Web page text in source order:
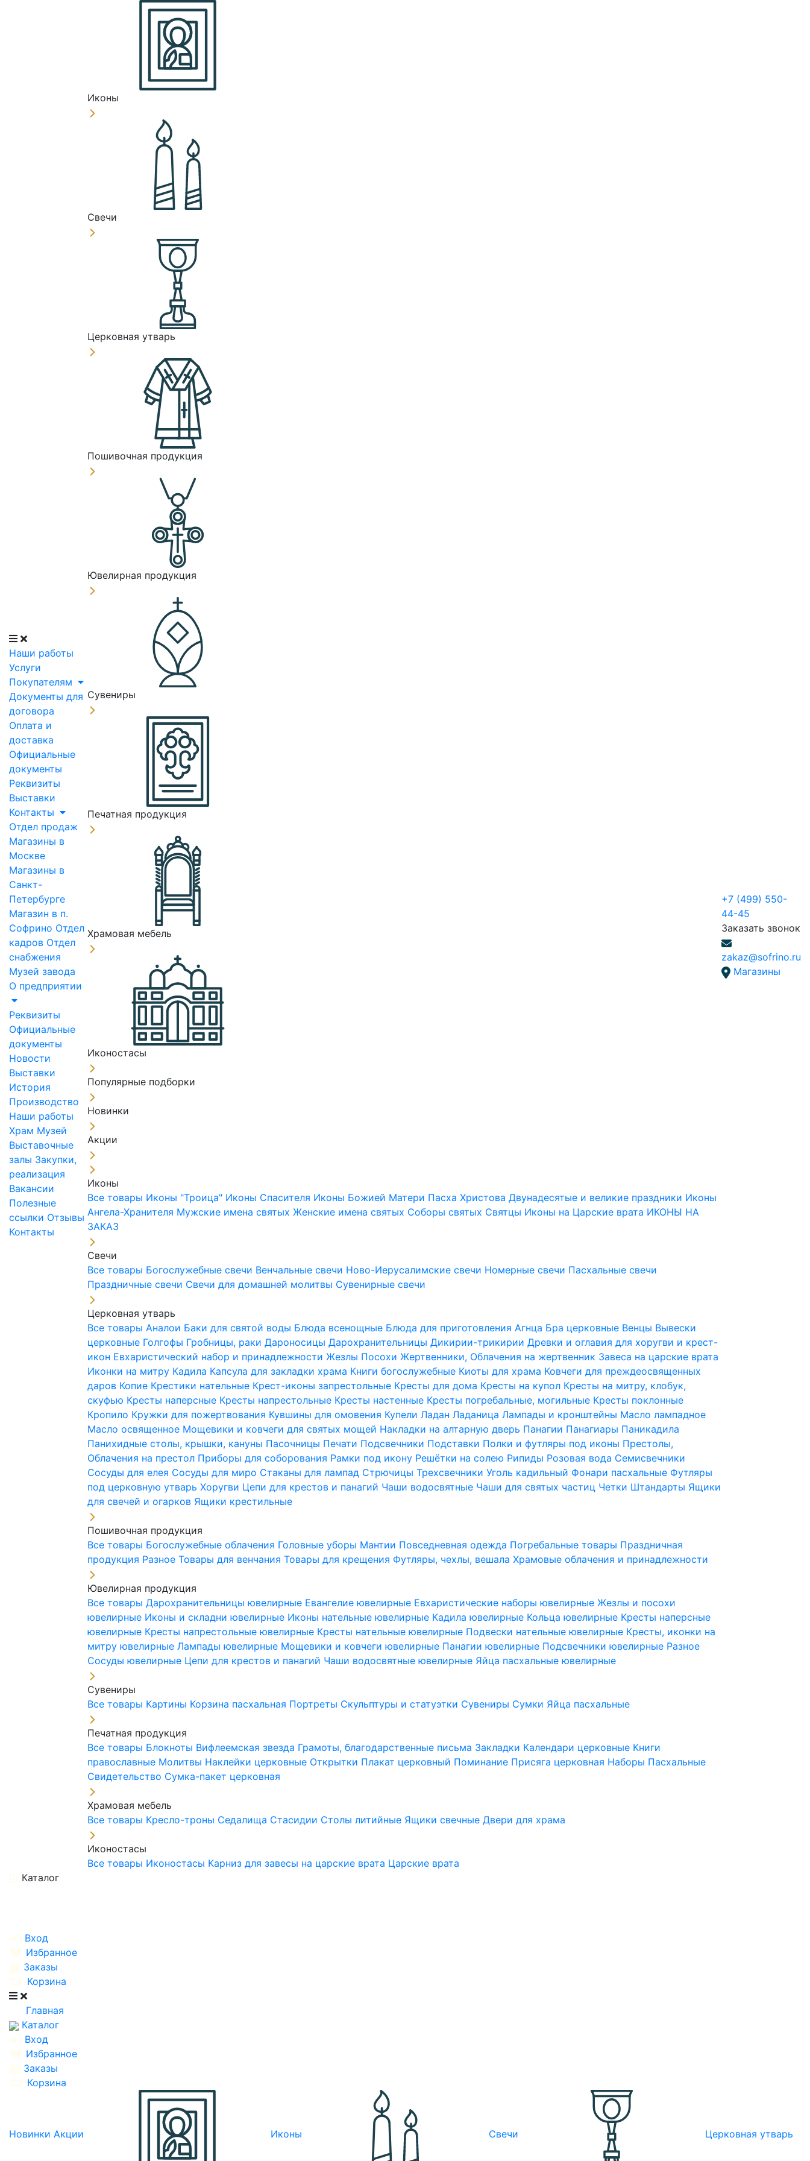
Наши работы
Услуги
Покупателям
Документы для
договора
Оплата и
доставка
Официальные
документы
Реквизиты
Выставки
Контакты
Отдел продаж
Магазины в
Москве
Магазины в
Санкт-
Петербурге
Магазин в п.
Софрино Отдел
кадров Отдел
снабжения
Музей завода
О предприятии
Реквизиты
Официальные
документы
Новости
Выставки
История
Производство
Наши работы
Храм Музей
Выставочные
залы Закупки,
реализация
Вакансии
Полезные
ссылки Отзывы
Контакты
Иконы
Свечи
Церковная утварь
Пошивочная продукция
Ювелирная продукция
Сувениры
Печатная продукция
Храмовая мебель
Иконостасы
Популярные подборки
Новинки
Акции
Иконы
Все товары Иконы "Троица" Иконы Спасителя Иконы Божией Матери Пасха ХристоваДвунадесятые и великие праздники Иконы
Ангела-Хранителя Мужские имена святыхЖенские имена святых Соборы святых Святцы Иконы на Царские врата ИКОНЫ НА
ЗАКАЗ
Свечи
Все товары Богослужебные свечи Венчальные свечи Ново-Иерусалимские свечи Номерные свечи Пасхальные свечи
Праздничные свечи Свечи для домашней молитвы Сувенирные свечи
Церковная утварь
Все товарыАналои Баки для святой воды Блюда всенощные Блюда для приготовления Агнца Бра церковные Венцы Вывески
церковные Голгофы Гробницы, ракиДароносицыДарохранительницыДикирии-трикирииДревки и оглавия для хоругви и крест-
икон Евхаристический набор и принадлежностиЖезлы ПосохиЖертвенники, Облачения на жертвенник Завеса на царские врата
Иконки на митру Кадила Капсула для закладки храма Книги богослужебные Киоты для храма Ковчеги для преждеосвященных
даров Копие Крестики нательные Крест-иконы запрестольные Кресты для дома Кресты на купол Кресты на митру, клобук,
скуфью Кресты наперсные Кресты напрестольные Кресты настенные Кресты погребальные, могильные Кресты поклонные
Кропило Кружки для пожертвования Кувшины для омовения КупелиЛаданЛаданицаЛампады и кронштейны Масло лампадное
Масло освященное Мощевики и ковчеги для святых мощей Накладки на алтарную дверь Панагии Панагиары Паникадила
Панихидные столы, крышки, кануны Пасочницы Печати Подсвечники Подставки Полки и футляры под иконы Престолы,
Облачения на престол Приборы для соборования Рамки под икону Решётки на солею Рипиды Розовая вода Семисвечники
Сосуды для елея Сосуды для миро Стаканы для лампад СтрючицыТрехсвечникиУголь кадильный Фонари пасхальные Футляры
под церковную утварьХоругви Цепи для крестов и панагий Чаши водосвятные Чаши для святых частиц Четки Штандарты Ящики
для свечей и огарков Ящики крестильные
Пошивочная продукция
Все товары Богослужебные облачения Головные уборы Мантии Повседневная одежда Погребальные товары Праздничная
продукция РазноеТовары для венчанияТовары для крещения Футляры, чехлы, вешалаХрамовые облачения и принадлежности
Ювелирная продукция
Все товарыДарохранительницы ювелирные Евангелие ювелирные Евхаристические наборы ювелирныеЖезлы и посохи
ювелирные Иконы и складни ювелирные Иконы нательные ювелирные Кадила ювелирные Кольца ювелирные Кресты наперсные
ювелирные Кресты напрестольные ювелирные Кресты нательные ювелирные Подвески нательные ювелирные Кресты, иконки на
митру ювелирныеЛампады ювелирные Мощевики и ковчеги ювелирные Панагии ювелирные Подсвечники ювелирные Разное
Сосуды ювелирные Цепи для крестов и панагий Чаши водосвятные ювелирные Яйца пасхальные ювелирные
Сувениры
Все товары Картины Корзина пасхальная Портреты Скульптуры и статуэтки Сувениры Сумки Яйца пасхальные
Печатная продукция
Все товары Блокноты Вифлеемская звезда Грамоты, благодарственные письма Закладки Календари церковные Книги
православные Молитвы Наклейки церковные Открытки Плакат церковный Поминание Присяга церковная Наборы Пасхальные
Свидетельство Сумка-пакет церковная
Храмовая мебель
Все товары Кресло-троны Седалища Стасидии Столы литийные Ящики свечныеДвери для храма
Иконостасы
Все товары Иконостасы Карниз для завесы на царские врата Царские врата
+7 (499) 550-
44-45
Заказать звонок
zakaz@sofrino.ru
Магазины
Каталог
Вход
Избранное
Заказы
Корзина
Главная
Каталог
Вход
Избранное
Заказы
Корзина
Новинки Акции Иконы Свечи Церковная утварь